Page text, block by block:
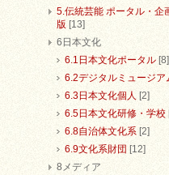
5.伝統芸能 ポータル・企
版 [13]
6日本文化
6.1日本文化ポータル [8]
6.2デジタルミュージア
6.3日本文化個人 [2]
6.5日本文化研修・学校
6.8自治体文化系 [2]
6.9文化系財団 [12]
8メディア